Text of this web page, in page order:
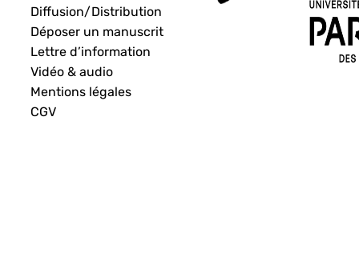
Diffusion/Distribution
Déposer un manuscrit
Lettre d’information
Vidéo & audio
Mentions légales
CGV